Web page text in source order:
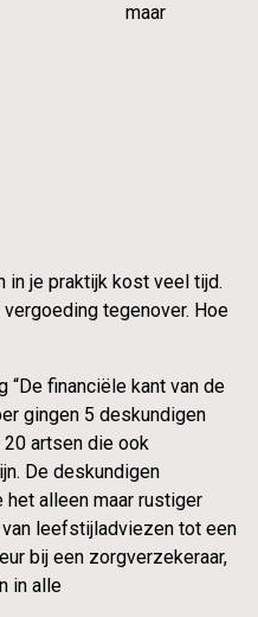
maar
in je praktijk kost veel tijd.
tegenover. Hoe
“De financiële kant van de
gingen 5 deskundigen
artsen die ook
De deskundigen
het alleen maar rustiger
leefstijladviezen tot een
bij een zorgverzekeraar,
in alle